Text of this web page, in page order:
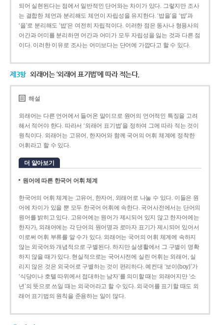
되어 실현된다는 점에서 일반적인 단어와는 차이가 있다. 그렇지만 조사
는 결합한 체언과 분리해도 체언이 자립성을 유지한다. ‘밥을’을 ‘밥’과
‘을’로 분리해도 ‘밥’은 여전히 자립적이다. 이러한 점은 동사나 형용사의
어간과 어미를 분리하면 어간과 어미가 모두 자립성을 잃는 것과 다른 점
이다. 이러한 이유로 조사는 어미보다는 단어에 가깝다고 할 수 있다.
제3항 외래어는 ‘외래어 표기법’에 따라 적는다.
해설
외래어는 다른 언어에서 들어온 말이므로 원어의 언어적인 특징을 고려
해서 적어야 한다. 따라서 ‘외래어 표기법’을 정하여 그에 따라 적는 것이
원칙이다. 외래어는 고유어, 한자어와 함께 국어의 어휘 체계에 정착한
어휘라고 할 수 있다.
더 알아보기
원어에 따른 한국어 어휘 체계
한국어의 어휘 체계는 고유어, 한자어, 외래어로 나눌 수 있다. 이들은 원
어에 차이가 있을 뿐 모두 한국어 어휘에 속한다. 국어사전에서는 단어의
원어를 밝히고 있다. 고유어에는 원어가 제시되어 있지 않고 한자어에는
한자가, 외래어에는 각 단어의 원어명과 로마자 표기가 제시되어 있어서
이로써 어휘 부류를 알 수가 있다. 외래어는 국어의 어휘 체계에 속하지
않는 외국어와 개념적으로 구별된다. 하지만 실생활에서 그 구별이 명확
하지 않을 때가 있다. 현실적으로는 국어사전에 실린 어휘는 외래어, 실
리지 않은 것은 외국어로 구별하는 것이 편리하다. 예컨대 ‘보이(boy)’가
‘식당이나 호텔 따위에서 접대하는 남자’를 의미할 때는 외래어지만 ‘소
년’의 뜻으로 쓰일 때는 외국어라고 할 수 있다. 외국어를 표기할 때도 외
래어 표기법의 원칙을 준용하는 일이 많다.